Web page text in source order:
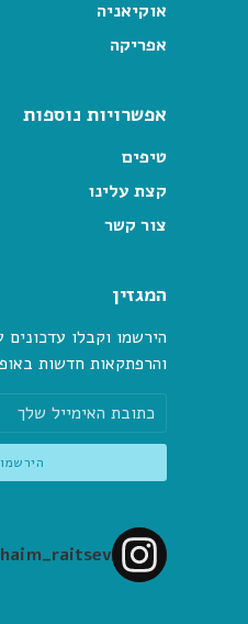
אוקיאניה
אפריקה
אפשרויות נוספות
טיפים
קצת עלינו
צור קשר
המגזין
הירשמו וקבלו
והרפתקאות חדשות
haim_raitsev